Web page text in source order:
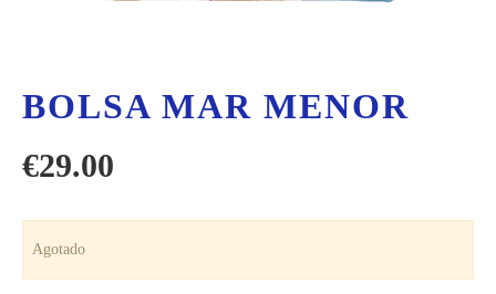
BOLSA MAR MENOR
€29.00
Agotado